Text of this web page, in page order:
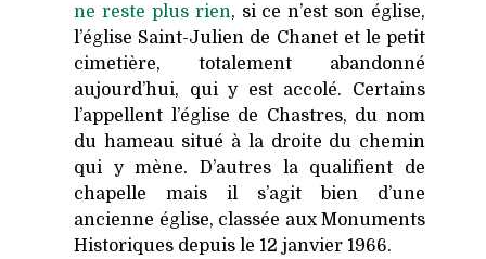
ne reste plus rien, si ce n’est son église,
l’église Saint-Julien de Chanet et le petit
cimetière, totalement abandonné
aujourd’hui, qui y est accolé. Certains
l’appellent l’église de Chastres, du nom
du hameau situé à la droite du chemin
qui y mène. D’autres la qualifient de
chapelle mais il s’agit bien d’une
ancienne église, classée aux Monuments
Historiques depuis le 12 janvier 1966.